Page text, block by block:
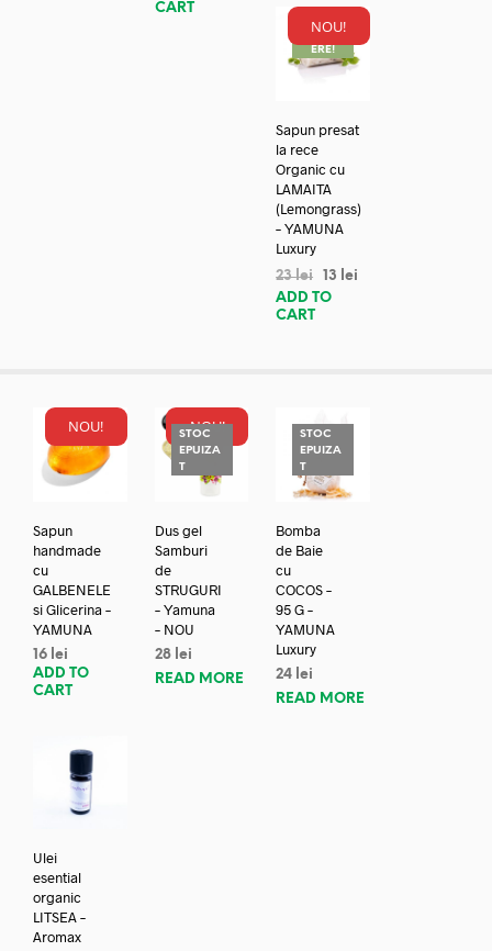
CART
NOU!
REDUC
ERE!
Sapun presat
la rece
Organic cu
LAMAITA
(Lemongrass)
– YAMUNA
Luxury
23lei 13
lei
ADD TO
CART
NOU!
Sapun
handmade
cu
GALBENELE
si Glicerina –
YAMUNA
16 lei
ADD TO
CART
NOU!
STOC
EPUIZA
T
Dus gel
Samburi
de
STRUGURI
– Yamuna
– NOU
28 lei
READ MORE
STOC
EPUIZA
T
Bomba
de Baie
cu
COCOS –
95 G –
YAMUNA
Luxury
24 lei
READ MORE
Ulei
esential
organic
LITSEA –
Aromax